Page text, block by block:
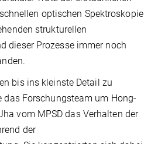
optischen Spektroskopie
strukturellen
dieser Prozesse immer noch
bis ins kleinste Detail zu
das Forschungsteam um Hong-
vom MPSD das Verhalten der
der